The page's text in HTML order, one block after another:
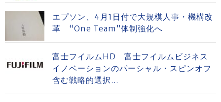
エプソン、4月1日付で大規模人事・機構改
革 “One Team”体制強化へ
富士フイルムHD 富士フイルムビジネス
イノベーションのパーシャル・スピンオフ
含む戦略的選択...